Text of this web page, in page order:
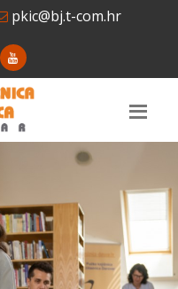
pkic@bj.t-com.hr